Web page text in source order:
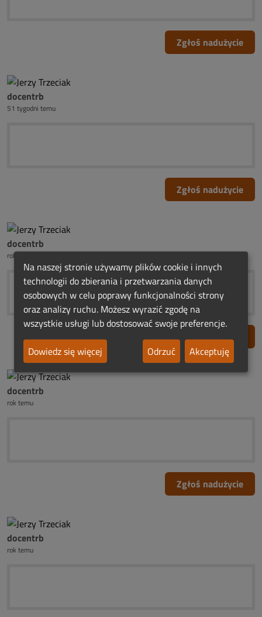
Zgłoś nadużycie
docentrb
51 tygodni temu
Zgłoś nadużycie
docentrb
rok temu
Zgłoś nadużycie
docentrb
rok temu
Zgłoś nadużycie
docentrb
rok temu
Na naszej stronie używamy plików cookie i innych
technologii do zbierania i przetwarzania danych
osobowych w celu poprawy funkcjonalności strony
oraz analizy ruchu. Możesz wyrazić zgodę na
wszystkie usługi lub dostosować swoje preferencje.
Dowiedz się więcej
Odrzuć Akceptuję